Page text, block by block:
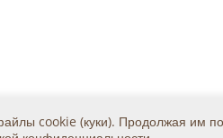
cookie (куки). Продолжая им